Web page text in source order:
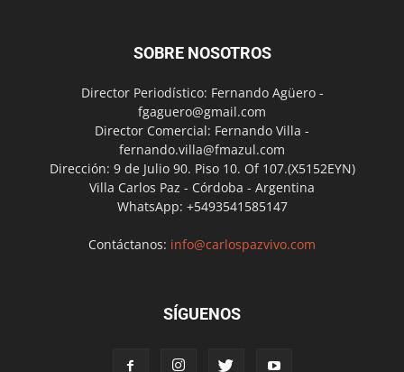
SOBRE NOSOTROS
Director Periodístico: Fernando Agüero -
fgaguero@gmail.com
Director Comercial: Fernando Villa -
fernando.villa@fmazul.com
Dirección: 9 de Julio 90. Piso 10. Of 107.(X5152EYN)
Villa Carlos Paz - Córdoba - Argentina
WhatsApp: +5493541585147
Contáctanos: info@carlospazvivo.com
SÍGUENOS